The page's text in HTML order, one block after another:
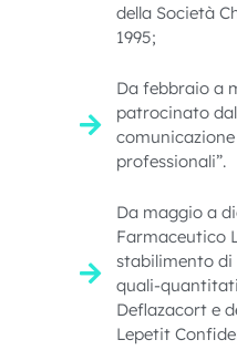
della Società
1995;
Da febbraio a
patrocinato
professionali”.
Da maggio a
Farmaceutico
stabilimento di
quali-
Deflazacort e
Lepetit